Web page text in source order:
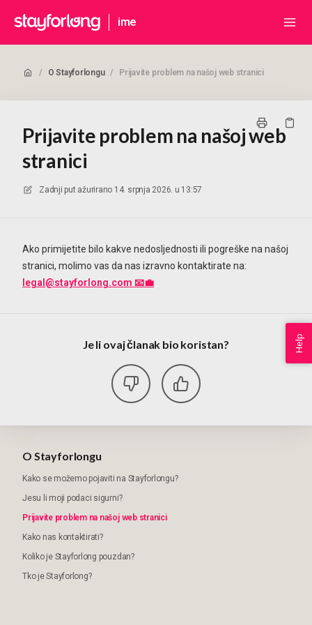
ime
/ O Stayforlongu / Prijavite problem na našoj web stranici
Prijavite problem na našoj web
stranici
Zadnji put ažurirano 14. srpnja 2026. u 13:57
Ako primijetite bilo kakve nedosljednosti ili pogreške na našoj
stranici, molimo vas da nas izravno kontaktirate na:
legal@stayforlong.com 📧💼
Je li ovaj članak bio koristan?
O Stayforlongu
Kako se možemo pojaviti na Stayforlongu?
Jesu li moji podaci sigurni?
Prijavite problem na našoj web stranici
Kako nas kontaktirati?
Koliko je Stayforlong pouzdan?
Tko je Stayforlong?
Help